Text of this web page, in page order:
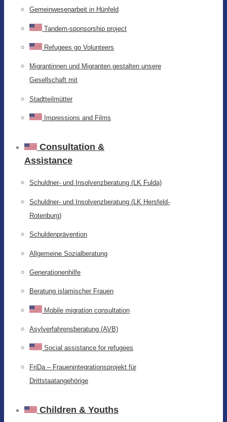
Gemeinwesenarbeit in Hünfeld
Tandem-sponsorship project
Refugees go Volunteers
Migrantinnen und Migranten gestalten unsere
Gesellschaft mit
Stadtteilmütter
Impressions and Films
Consultation &
Assistance
Schuldner- und Insolvenzberatung (LK Fulda)
Schuldner- und Insolvenzberatung (LK Hersfeld-
Rotenburg)
Schuldenprävention
Allgemeine Sozialberatung
Generationenhilfe
Beratung islamischer Frauen
Mobile migration consultation
Asylverfahrensberatung (AVB)
Social assistance for refugees
FriDa – Frauenintegrationsprojekt für
Drittstaatangehörige
Children & Youths